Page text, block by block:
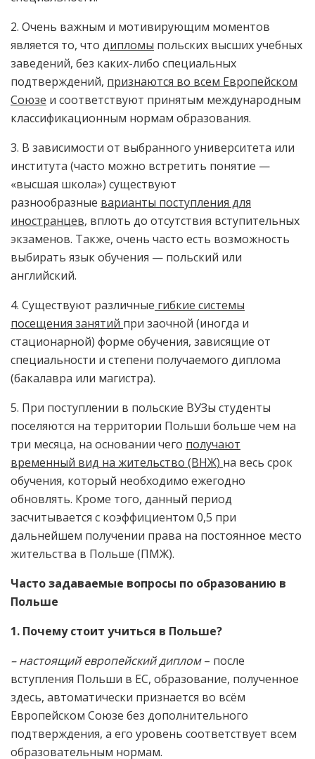
2. Очень важным и мотивирующим моментов
является то, что дипломы польских высших учебных
заведений, без каких-либо специальных
подтверждений, признаются во всем Европейском
Союзе и соответствуют принятым международным
классификационным нормам образования.
3. В зависимости от выбранного университета или
института (часто можно встретить понятие —
«высшая школа») существуют
разнообразные варианты поступления для
иностранцев, вплоть до отсутствия вступительных
экзаменов. Также, очень часто есть возможность
выбирать язык обучения — польский или
английский.
4. Существуют различные гибкие системы
посещения занятий при заочной (иногда и
стационарной) форме обучения, зависящие от
специальности и степени получаемого диплома
(бакалавра или магистра).
5. При поступлении в польские ВУЗы студенты
поселяются на территории Польши больше чем на
три месяца, на основании чего получают
временный вид на жительство (ВНЖ) на весь срок
обучения, который необходимо ежегодно
обновлять. Кроме того, данный период
засчитывается с коэффициентом 0,5 при
дальнейшем получении права на постоянное место
жительства в Польше (ПМЖ).
Часто задаваемые вопросы по образованию в
Польше
1. Почему стоит учиться в Польше?
– настоящий европейский диплом– после
вступления Польши в ЕС, образование, полученное
здесь, автоматически признается во всём
Европейском Союзе без дополнительного
подтверждения, а его уровень соответствует всем
образовательным нормам.